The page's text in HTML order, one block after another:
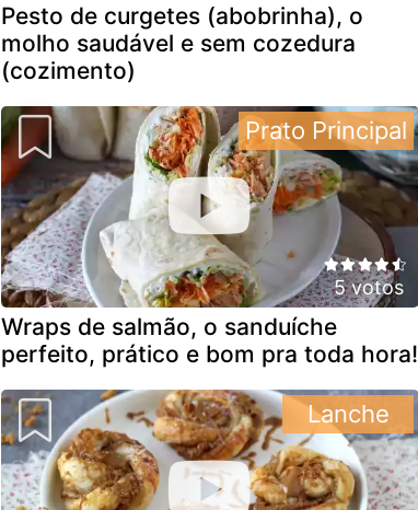
Pesto de curgetes (abobrinha), o
molho saudável e sem cozedura
(cozimento)
5 votos
Wraps de salmão, o sanduíche
perfeito, prático e bom pra toda hora!
Prato Principal
Lanche